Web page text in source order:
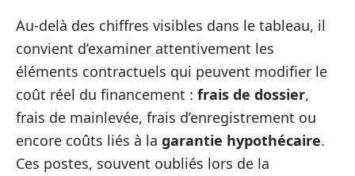
Au-delà des chiffres visibles dans le tableau, il
convient d’examiner attentivement les
éléments contractuels qui peuvent modifier le
coût réel du financement : frais de dossier,
frais de mainlevée, frais d’enregistrement ou
encore coûts liés à la garantie hypothécaire.
Ces postes, souvent oubliés lors de la